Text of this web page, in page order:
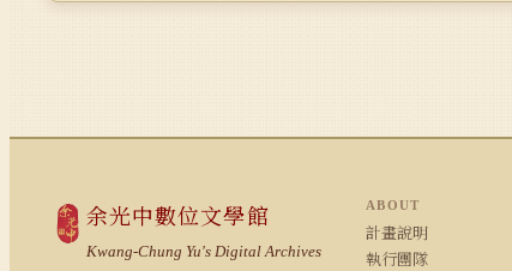
余光中數位文學館
Kwang-Chung Yu's Digital Archives
ABOUT
計畫說明
執行團隊